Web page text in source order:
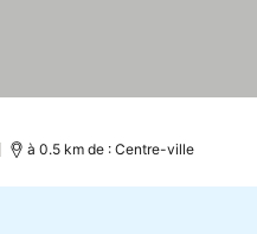
à 0.5 km de : Centre-ville